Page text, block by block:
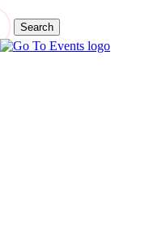
Search